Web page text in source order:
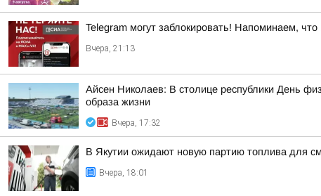
Telegram могут заблокировать! Напоминаем,
Вчера, 21:13
Айсен Николаев: В столице республики День
образа жизни
Вчера, 17:32
В Якутии ожидают новую партию топлива для
Вчера, 18:01